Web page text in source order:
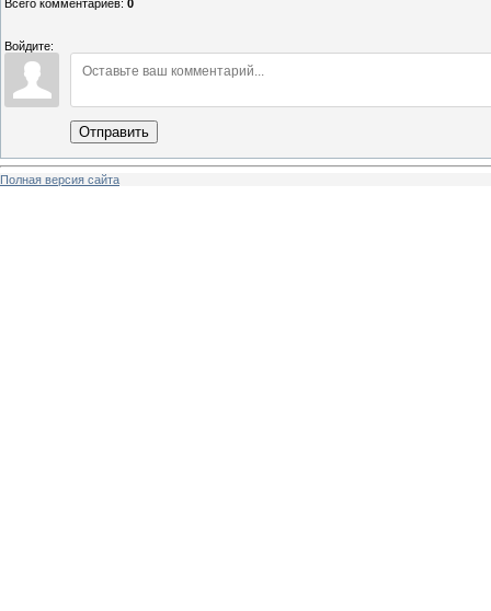
Всего комментариев: 0
Войдите:
Отправить
Полная версия сайта